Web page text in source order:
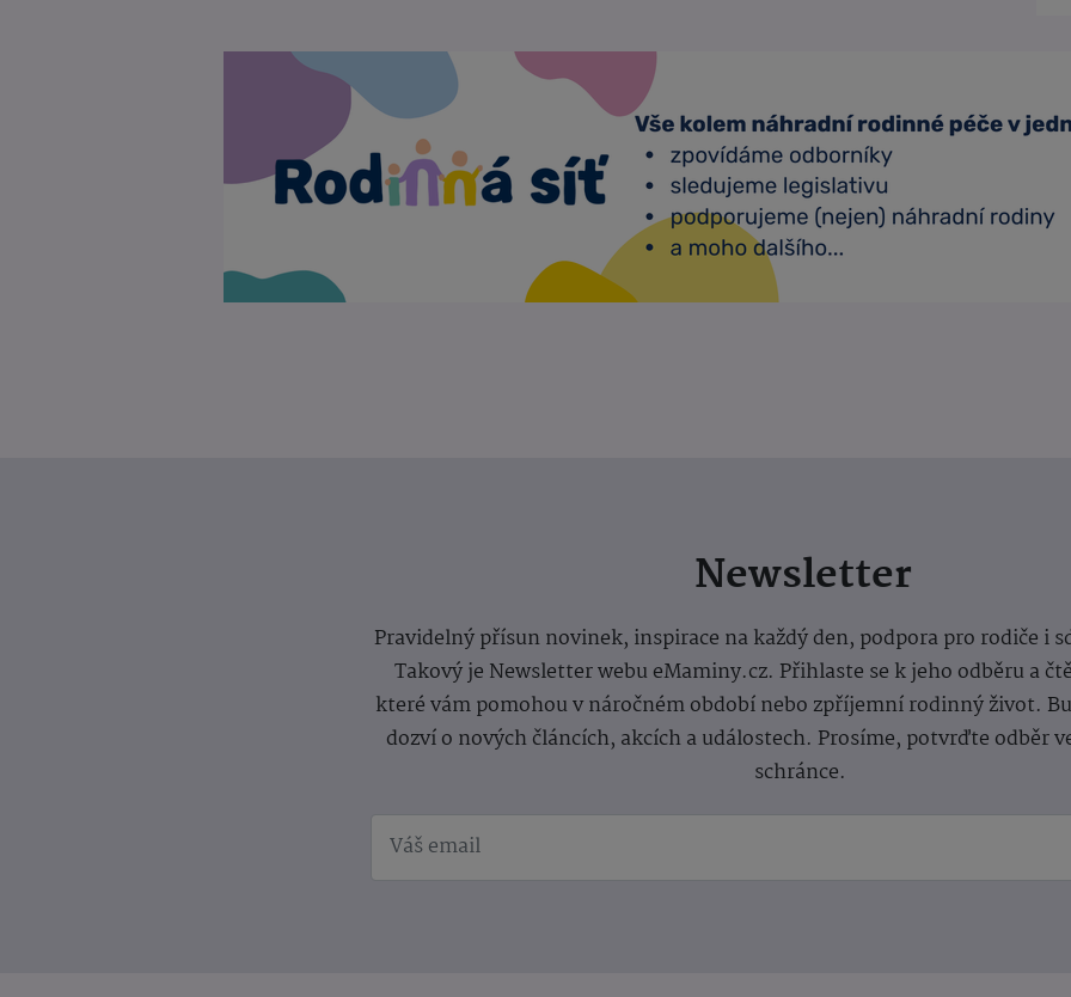
Newsletter
Pravidelný přísun novinek, inspirace na každý den, podpora pro rodiče i
Takový je Newsletter webu eMaminy.cz. Přihlaste se k jeho odběru a
které vám pomohou v náročném období nebo zpříjemní rodinný život.
dozví o nových článcích, akcích a událostech. Prosíme, potvrďte odběr
schránce.